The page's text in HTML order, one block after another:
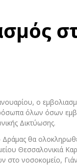
ο
όλων όσων
Δικτύωσης.
θα
Θεσσαλονικιά
στο νοσοκομείο,